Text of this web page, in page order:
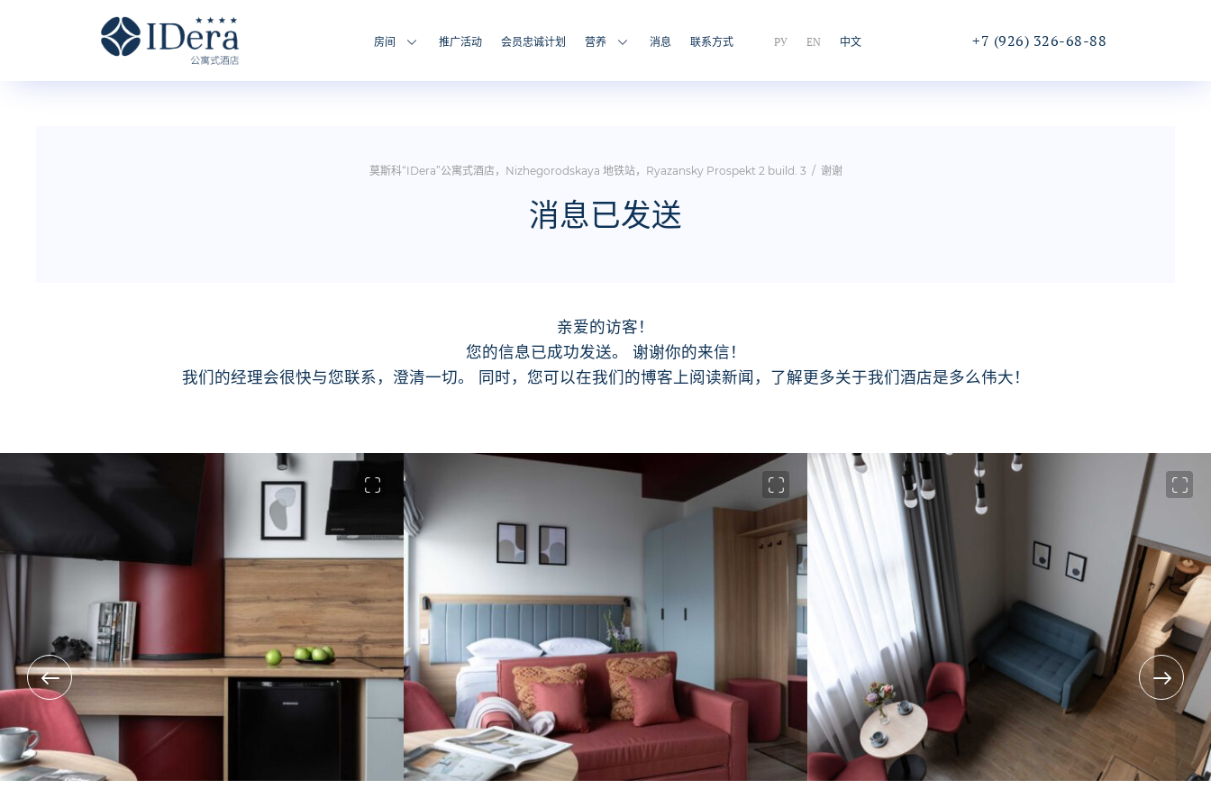
房间 推广活动 会员忠诚计划 营养 消息 联系方式 РУ EN 中文 +7 (926) 326-68-88
莫斯科“IDera”公寓式酒店，Nizhegorodskaya 地铁站，Ryazansky Prospekt 2 build. 3 / 谢谢
消息已发送
亲爱的访客！
您的信息已成功发送。 谢谢你的来信！
我们的经理会很快与您联系，澄清一切。 同时，您可以在我们的博客上阅读新闻，了解更多关于我们酒店是多么伟大！